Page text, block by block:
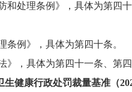
和处理条例》，具体为第四
条例》，具体为第四十条。
》，具体为第四十一条、第
生健康行政处罚裁量基准（